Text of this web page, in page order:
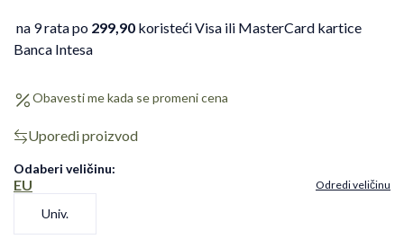
na 9 rata po 299,90 koristeći Visa ili MasterCard kartice
Banca Intesa
Obavesti me kada se promeni cena
Uporedi proizvod
Odaberi veličinu:
EU Odredi veličinu
Univ.